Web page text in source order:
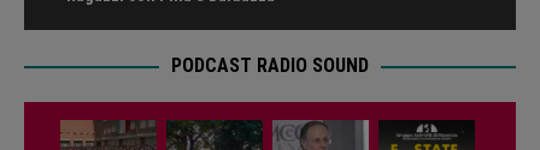
PODCAST RADIO SOUND